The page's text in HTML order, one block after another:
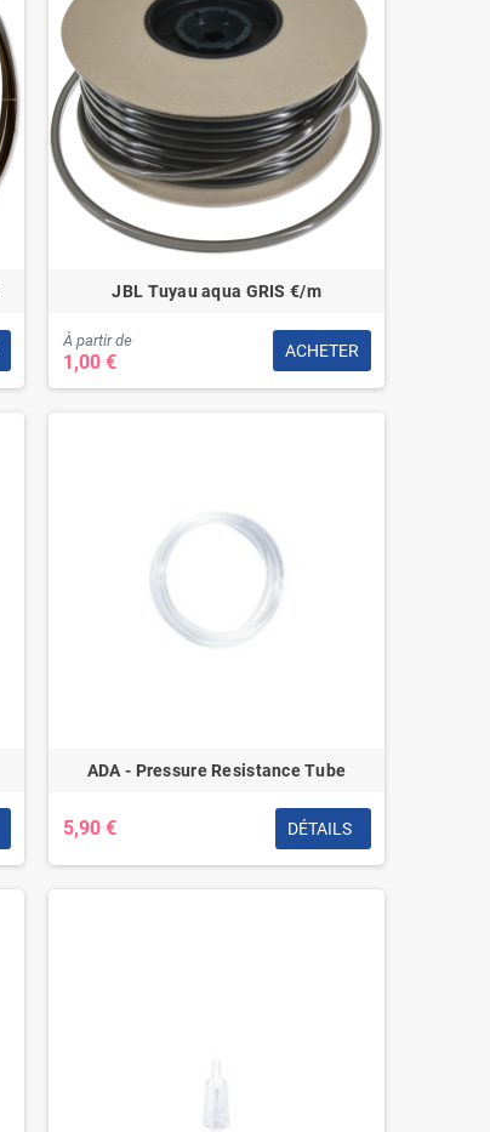
JBL Tuyau aqua GRIS €/m
À partir de
1,00 € ACHETER
ADA - Pressure Resistance Tube
5,90 € DÉTAILS